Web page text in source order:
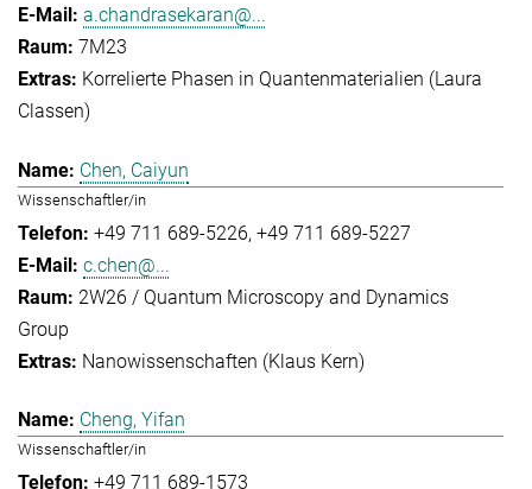
a.chandrasekaran@...
7M23
Korrelierte Phasen in Quantenmaterialien (Laura
Classen)
Chen, Caiyun
Wissenschaftler/in
+49 711 689-5226 +49 711 689-5227
c.chen@...
2W26 / Quantum Microscopy and Dynamics
Group
Nanowissenschaften (Klaus Kern)
Cheng, Yifan
Wissenschaftler/in
+49 711 689-1573